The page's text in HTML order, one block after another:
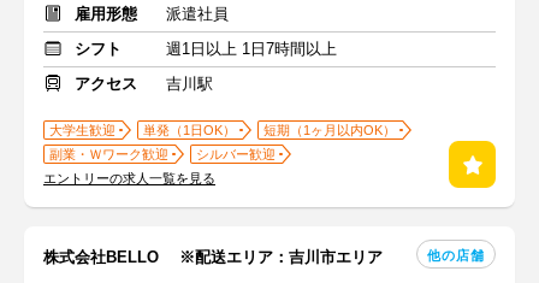
雇用形態
派遣社員
シフト
週1日以上 1日7時間以上
アクセス
吉川駅
大学生歓迎 単発（1日OK）
短期（1ヶ月以内OK）
副業・Ｗワーク歓迎
シルバー歓迎
エントリーの求人一覧を見る
株式会社BELLO ※配送エリア：吉川市エリア 他の店舗